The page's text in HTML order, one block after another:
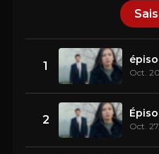
1 Oct.
2 Oct.